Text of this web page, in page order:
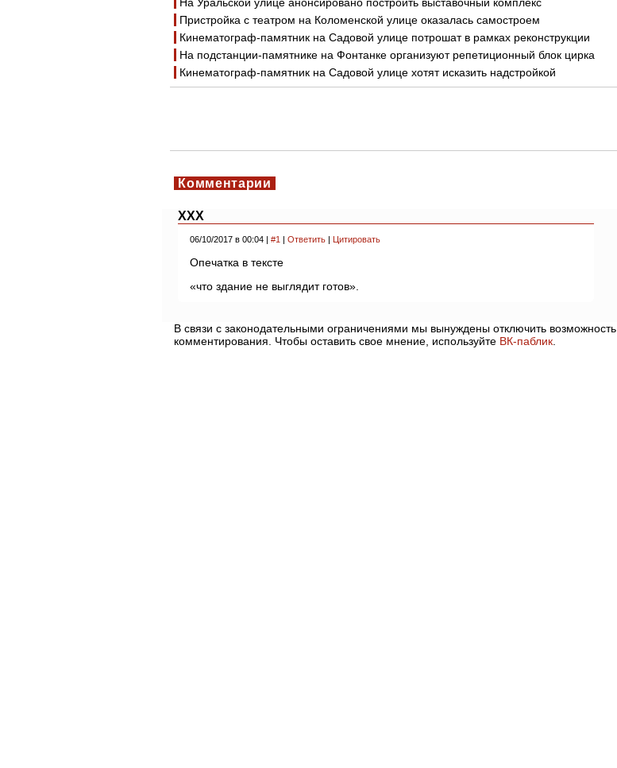
Пристройка с театром на Коломенской улице оказалась самостроем
Кинематограф-памятник на Садовой улице потрошат в рамках реконструкции
На подстанции-памятнике на Фонтанке организуют репетиционный блок цирка
Кинематограф-памятник на Садовой улице хотят исказить надстройкой
Комментарии
XXX
06/10/2017 в 00:04 | #1 | Ответить | Цитировать
Опечатка в тексте
«что здание не выглядит готов».
В связи с законодательными ограничениями мы вынуждены отключить возможность
комментирования. Чтобы оставить свое мнение, используйте ВК-паблик